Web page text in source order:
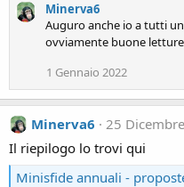
s
a
c
t
i
o
n
s
:
Minerva6
Auguro anche io a tutti
ovviamente buone
1 Gennaio 2022
Minerva6
25
Il riepilogo lo trovi qui
Minisfide annuali -